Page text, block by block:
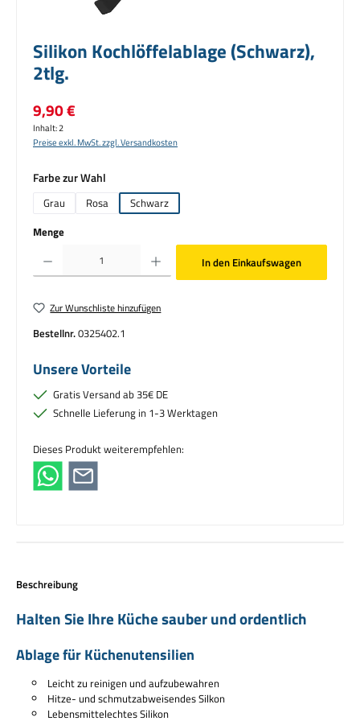
Silikon Kochlöffelablage (Schwarz),
2tlg.
Regulärer Preis:
9,90 €
Inhalt:2
Preise exkl. MwSt. zzgl. Versandkosten
Farbe zur Wahl
Grau Rosa
Schwarz
Menge
Produkt Anzahl: Gib den gewünschten Wert ein oder benutze die Schaltflächen um die Anzahl zu
In den Einkaufswagen
Zur Wunschliste hinzufügen
Bestellnr.0325402.1
Unsere Vorteile
Gratis Versand ab 35€ DE
Schnelle Lieferung in 1-3 Werktagen
Dieses Produkt weiterempfehlen:
Beschreibung
Halten Sie Ihre Küche sauber und ordentlich
Ablage für Küchenutensilien
Leicht zu reinigen und aufzubewahren
Hitze- und schmutzabweisendes Silkon
Lebensmittelechtes Silikon